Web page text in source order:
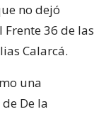
no dejó
36 de las
Calarcá.
una
de De la